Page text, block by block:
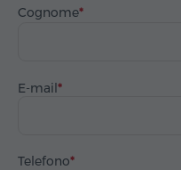
Cognome
E-mail
Telefono